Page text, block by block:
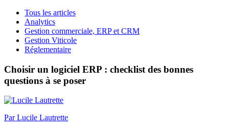
Tous les articles
Analytics
Gestion commerciale, ERP et CRM
Gestion Viticole
Réglementaire
Choisir un logiciel ERP : checklist des bonnes
questions à se poser
ParLucile Lautrette